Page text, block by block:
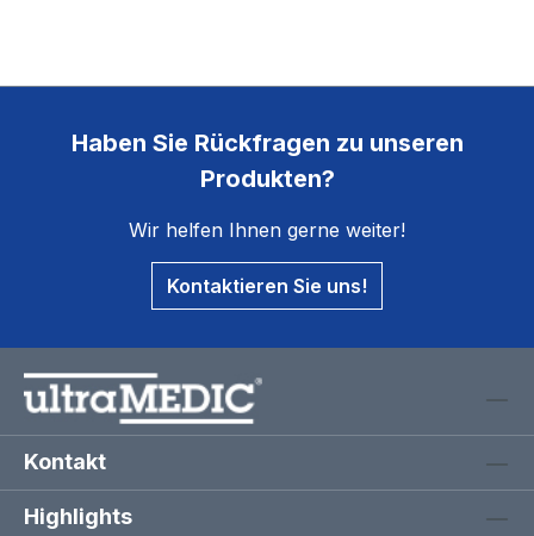
Haben Sie Rückfragen zu unseren
Produkten?
Wir helfen Ihnen gerne weiter!
Kontaktieren Sie uns!
Kontakt
Highlights